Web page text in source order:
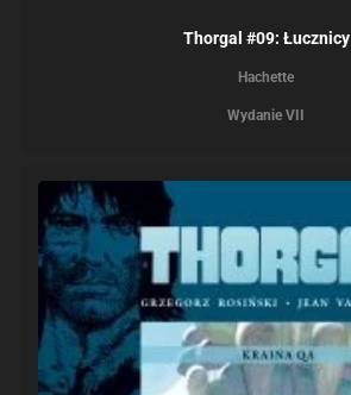
Thorgal #09: Łucznicy
Hachette
Wydanie VII